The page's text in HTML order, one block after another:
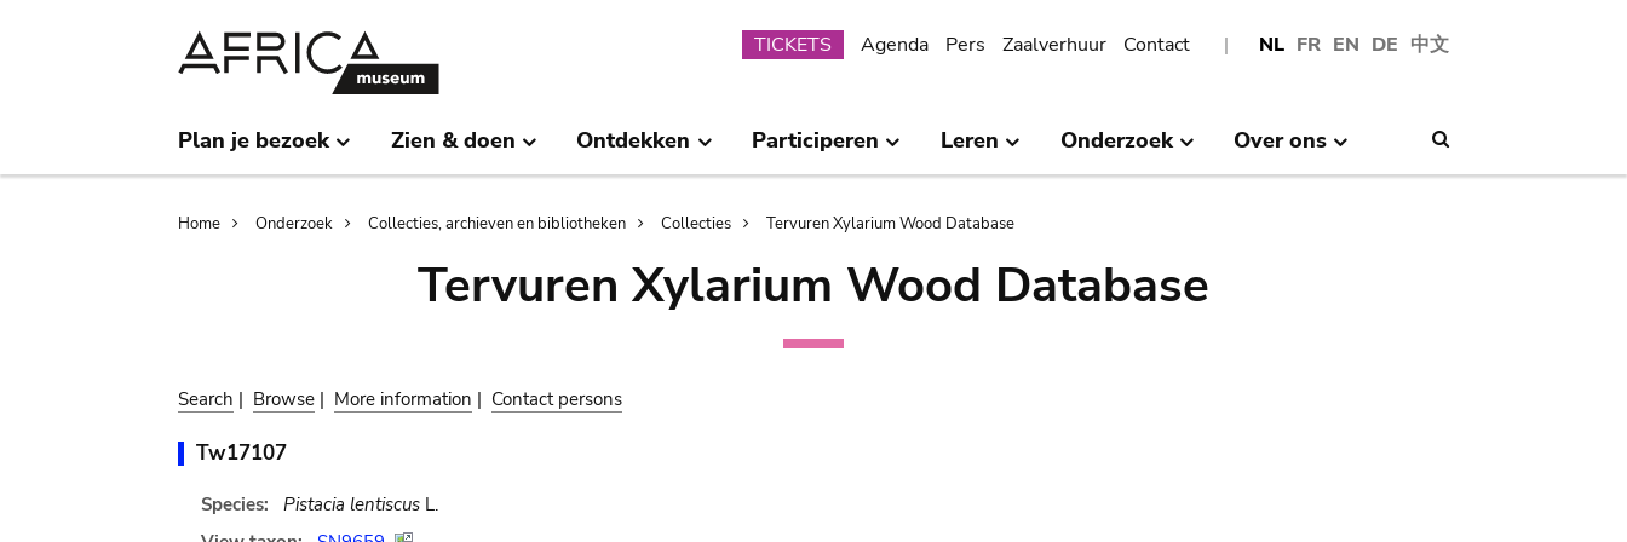
NL FR EN DE 中文
Submenu
TICKETS Agenda Pers Zaalverhuur Contact
Plan je bezoek Zien & doen Ontdekken Participeren Leren Onderzoek Over ons
Breadcrumb
Home Onderzoek Collecties, archieven en bibliotheken Collecties Tervuren Xylarium Wood Database
Tervuren Xylarium Wood Database
Search | Browse | More information | Contact persons
Tw17107
Species: Pistacia lentiscusL.